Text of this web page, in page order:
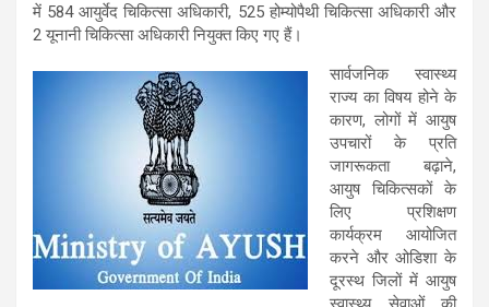
में 584 आयुर्वेद चिकित्सा अधिकारी, 525 होम्योपैथी चिकित्सा अधिकारी और
2 यूनानी चिकित्सा अधिकारी नियुक्त किए गए हैं।
सार्वजनिक स्वास्थ्य
राज्य का विषय होने के
कारण, लोगों में आयुष
उपचारों के प्रति
जागरूकता बढ़ाने,
आयुष चिकित्सकों के
लिए प्रशिक्षण
कार्यक्रम आयोजित
करने और ओडिशा के
दूरस्थ जिलों में आयुष